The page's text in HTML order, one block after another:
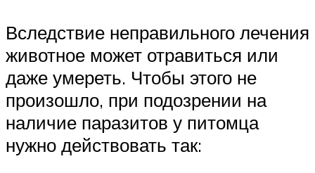
Вследствие неправильного лечения
животное может отравиться или
даже умереть. Чтобы этого не
произошло, при подозрении на
наличие паразитов у питомца
нужно действовать так: